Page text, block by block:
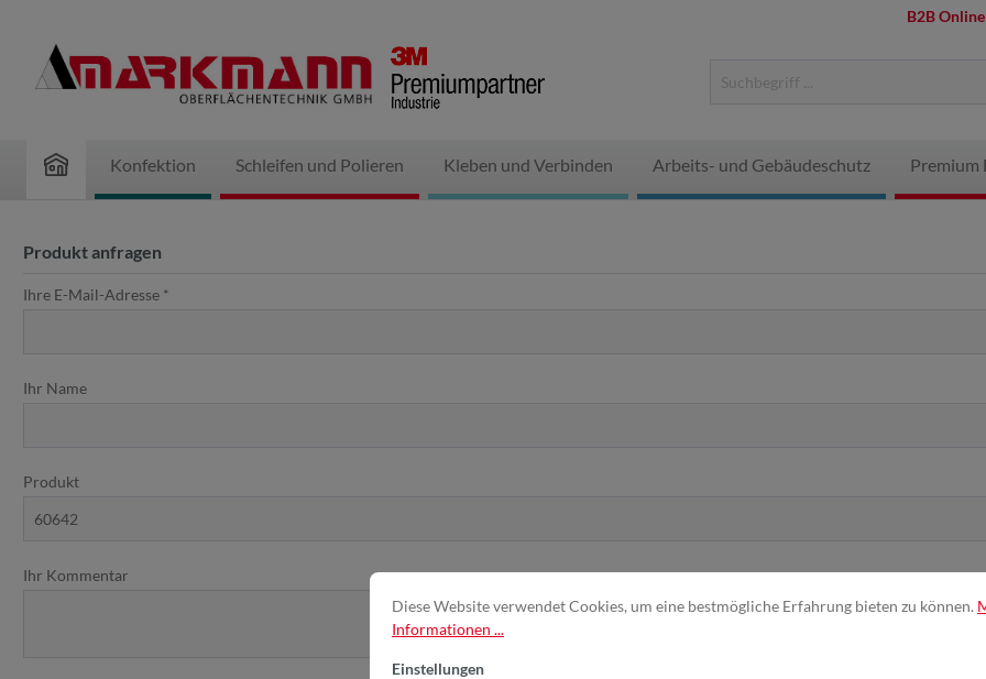
B2B
Konfektion Schleifen und Polieren Kleben und Verbinden Arbeits- und Gebäudeschutz Premium
Produkt anfragen
Ihre E-Mail-Adresse *
Ihr Name
Produkt
Ihr Kommentar
Diese Website verwendet Cookies, um eine bestmögliche Erfahrung bieten zu können.
Informationen ...
Einstellungen